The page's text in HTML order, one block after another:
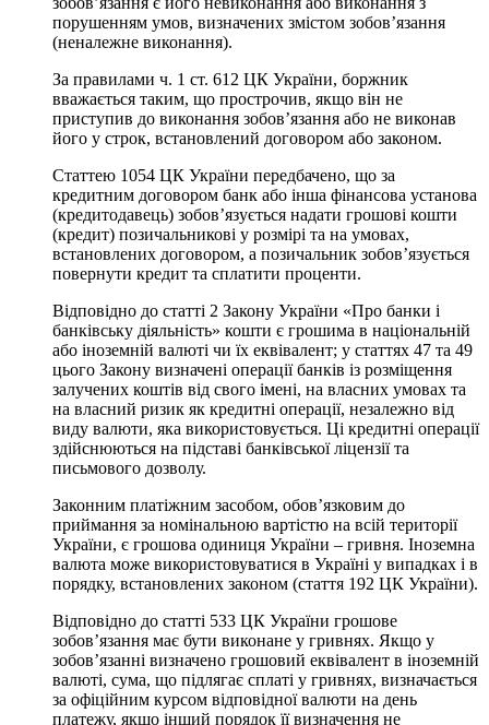
порушенням умов, визначених змістом зобов’язання
(неналежне виконання).
За правилами ч. 1 ст. 612 ЦК України, боржник
вважається таким, що прострочив, якщо він не
приступив до виконання зобов’язання або не виконав
його у строк, встановлений договором або законом.
Статтею 1054 ЦК України передбачено, що за
кредитним договором банк або інша фінансова установа
(кредитодавець) зобов’язується надати грошові кошти
(кредит) позичальникові у розмірі та на умовах,
встановлених договором, а позичальник зобов’язується
повернути кредит та сплатити проценти.
Відповідно до статті 2 Закону України «Про банки і
банківську діяльність» кошти є грошима в національній
або іноземній валюті чи їх еквівалент; у статтях 47 та 49
цього Закону визначені операції банків із розміщення
залучених коштів від свого імені, на власних умовах та
на власний ризик як кредитні операції, незалежно від
виду валюти, яка використовується. Ці кредитні операції
здійснюються на підставі банківської ліцензії та
письмового дозволу.
Законним платіжним засобом, обов’язковим до
приймання за номінальною вартістю на всій території
України, є грошова одиниця України – гривня. Іноземна
валюта може використовуватися в Україні у випадках і в
порядку, встановлених законом (стаття 192 ЦК України).
Відповідно до статті 533 ЦК України грошове
зобов’язання має бути виконане у гривнях. Якщо у
зобов’язанні визначено грошовий еквівалент в іноземній
валюті, сума, що підлягає сплаті у гривнях, визначається
за офіційним курсом відповідної валюти на день
платежу, якщо інший порядок її визначення не